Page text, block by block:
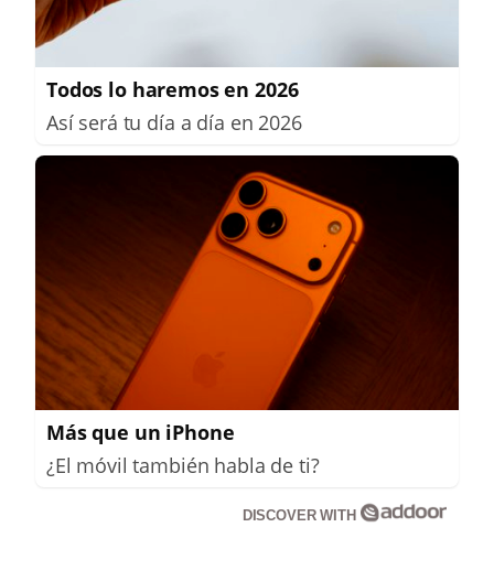
Todos lo haremos en 2026
Así será tu día a día en 2026
Más que un iPhone
¿El móvil también habla de ti?
DISCOVER WITH